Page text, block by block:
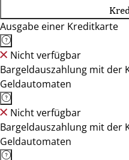
Ausgabe einer Kreditkarte
Nicht verfügbar
Bargeldauszahlung mit der
Geldautomaten
Nicht verfügbar
Bargeldauszahlung mit der
Geldautomaten